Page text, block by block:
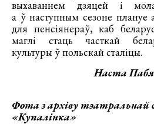
выхаваннем дзяцей і
а ў наступным сезоне плануе
для пенсіянераў, каб
маглі стаць часткай
культуры ў польскай сталіцы.
Наста
Фота з архіву тэатральнай
«Купалінка»